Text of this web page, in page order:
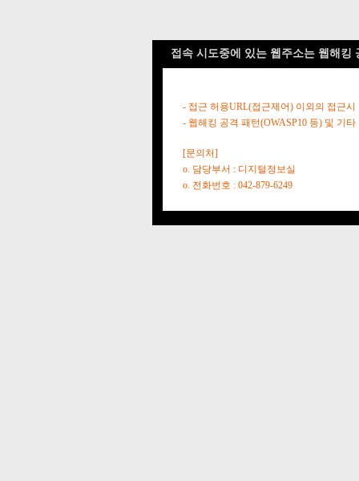
접속 시도중에 있는 웹주소는 웹해킹
- 접근 허용URL(접근제어) 이외의 접근시
- 웹해킹 공격 패턴(OWASP10 등) 및 기
[문의처]
o. 담당부서 : 디지털정보실
o. 전화번호 : 042-879-6249